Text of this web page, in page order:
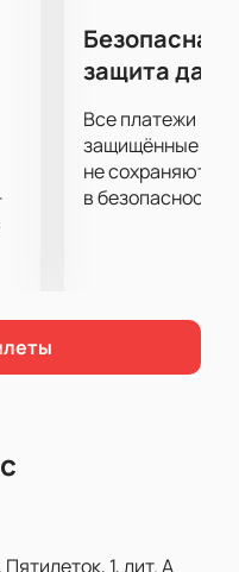
Безопасная
защита
Все платежи
защищённые
не сохраняются
в безопасности.
1, лит. А